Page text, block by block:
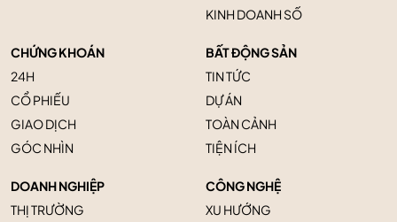
KINH DOANH SỐ
CHỨNG KHOÁN
24H
CỔ PHIẾU
GIAO DỊCH
GÓC NHÌN
BẤT ĐỘNG SẢN
TIN TỨC
DỰ ÁN
TOÀN CẢNH
TIỆN ÍCH
DOANH NGHIỆP
THỊ TRƯỜNG
CÔNG NGHỆ
XU HƯỚNG